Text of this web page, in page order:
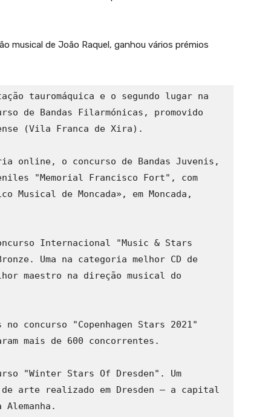
musical de João Raquel, ganhou vários prémios
tauromáquica e o segundo lugar na
de Bandas Filarmónicas, promovido
(Vila Franca de Xira).
online, o concurso de Bandas Juvenis,
"Memorial Francisco Fort", com
de Moncada», em Moncada,
Internacional "Music & Stars
Uma na categoria melhor CD de
maestro na direção musical do
concurso "Copenhagen Stars 2021"
mais de 600 concorrentes.
"Winter Stars Of Dresden". Um
arte realizado em Dresden – a capital